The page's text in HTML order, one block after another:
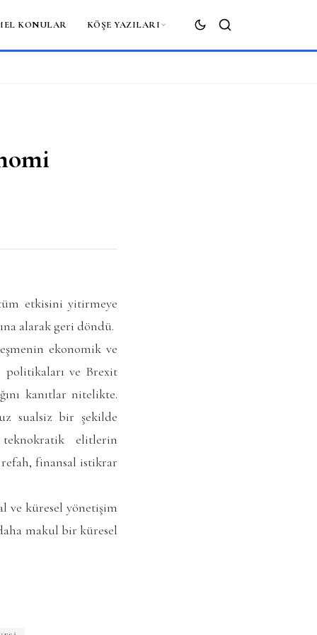
KONULAR KÖŞE YAZILARI
ARA
tüm etkisini yitirmeye
alarak geri döndü.
ekonomik ve
politikaları ve Brexit
kanıtlar nitelikte.
sualsiz bir şekilde
teknokratik elitlerin
finansal istikrar
ve küresel yönetişim
makul bir küresel